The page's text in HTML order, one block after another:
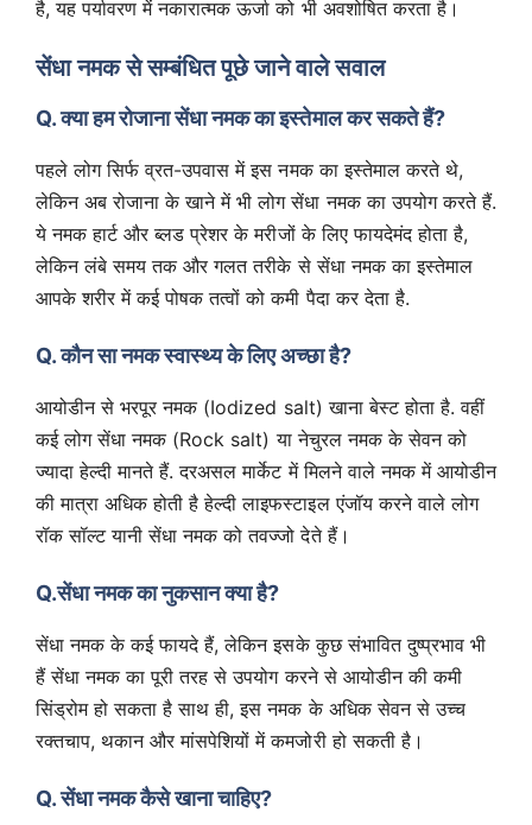
है, यह पर्यावरण में नकारात्मक ऊर्जा को भी अवशोषित करता है।
सेंधा नमक से सम्बंधित पूछे जाने वाले सवाल
Q. क्या हम रोजाना सेंधा नमक का इस्तेमाल कर सकते हैं?
पहले लोग सिर्फ व्रत-उपवास में इस नमक का इस्तेमाल करते थे,
लेकिन अब रोजाना के खाने में भी लोग सेंधा नमक का उपयोग करते हैं.
ये नमक हार्ट और ब्लड प्रेशर के मरीजों के लिए फायदेमंद होता है,
लेकिन लंबे समय तक और गलत तरीके से सेंधा नमक का इस्तेमाल
आपके शरीर में कई पोषक तत्वों को कमी पैदा कर देता है.
Q. कौन सा नमक स्वास्थ्य के लिए अच्छा है?
आयोडीन से भरपूर नमक (Iodized salt) खाना बेस्ट होता है. वहीं
कई लोग सेंधा नमक (Rock salt) या नेचुरल नमक के सेवन को
ज्यादा हेल्दी मानते हैं. दरअसल मार्केट में मिलने वाले नमक में आयोडीन
की मात्रा अधिक होती है हेल्दी लाइफस्टाइल एंजॉय करने वाले लोग
रॉक सॉल्ट यानी सेंधा नमक को तवज्जो देते हैं।
Q.सेंधा नमक का नुकसान क्या है?
सेंधा नमक के कई फायदे हैं, लेकिन इसके कुछ संभावित दुष्प्रभाव भी
हैं सेंधा नमक का पूरी तरह से उपयोग करने से आयोडीन की कमी
सिंड्रोम हो सकता है साथ ही, इस नमक के अधिक सेवन से उच्च
रक्तचाप, थकान और मांसपेशियों में कमजोरी हो सकती है।
Q. सेंधा नमक कैसे खाना चाहिए?